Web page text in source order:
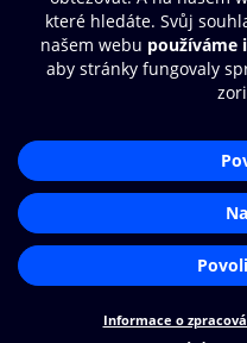
© O2 Czech Republic a.s.
Zásady zpracování
Nastavení cookies